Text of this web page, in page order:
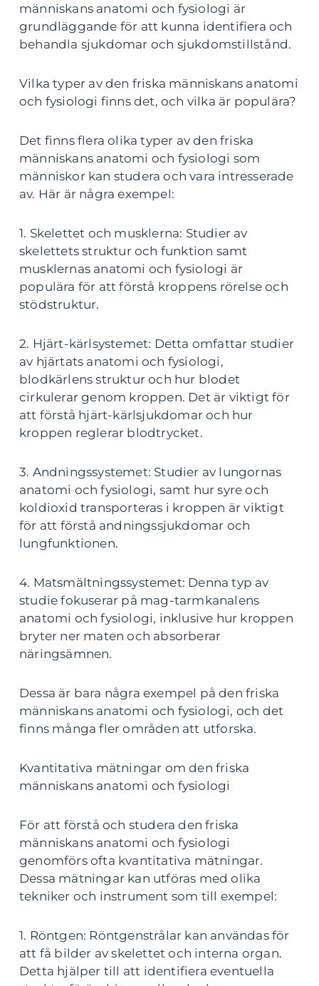
människans anatomi och fysiologi är
grundläggande för att kunna identifiera och
behandla sjukdomar och sjukdomstillstånd.
Vilka typer av den friska människans anatomi
och fysiologi finns det, och vilka är populära?
Det finns flera olika typer av den friska
människans anatomi och fysiologi som
människor kan studera och vara intresserade
av. Här är några exempel:
1. Skelettet och musklerna: Studier av
skelettets struktur och funktion samt
musklernas anatomi och fysiologi är
populära för att förstå kroppens rörelse och
stödstruktur.
2. Hjärt-kärlsystemet: Detta omfattar studier
av hjärtats anatomi och fysiologi,
blodkärlens struktur och hur blodet
cirkulerar genom kroppen. Det är viktigt för
att förstå hjärt-kärlsjukdomar och hur
kroppen reglerar blodtrycket.
3. Andningssystemet: Studier av lungornas
anatomi och fysiologi, samt hur syre och
koldioxid transporteras i kroppen är viktigt
för att förstå andningssjukdomar och
lungfunktionen.
4. Matsmältningssystemet: Denna typ av
studie fokuserar på mag-tarmkanalens
anatomi och fysiologi, inklusive hur kroppen
bryter ner maten och absorberar
näringsämnen.
Dessa är bara några exempel på den friska
människans anatomi och fysiologi, och det
finns många fler områden att utforska.
Kvantitativa mätningar om den friska
människans anatomi och fysiologi
För att förstå och studera den friska
människans anatomi och fysiologi
genomförs ofta kvantitativa mätningar.
Dessa mätningar kan utföras med olika
tekniker och instrument som till exempel:
1. Röntgen: Röntgenstrålar kan användas för
att få bilder av skelettet och interna organ.
Detta hjälper till att identifiera eventuella